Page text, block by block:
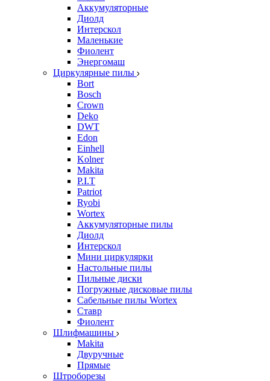
Аккумуляторные
Диолд
Интерскол
Маленькие
Фиолент
Энергомаш
Циркулярные пилы
Bort
Bosch
Crown
Deko
DWT
Edon
Einhell
Kolner
Makita
P.I.T
Patriot
Ryobi
Wortex
Аккумуляторные пилы
Диолд
Интерскол
Мини циркулярки
Настольные пилы
Пильные диски
Погружные дисковые пилы
Сабельные пилы Wortex
Ставр
Фиолент
Шлифмашины
Makita
Двуручные
Прямые
Штроборезы